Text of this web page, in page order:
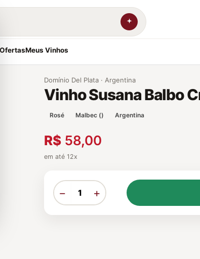
OfertasMeus Vinhos
Domínio Del Plata · Argentina
Vinho Susana Balbo
Rosé Malbec () Argentina
R$ 58,00
em até 12x
− +